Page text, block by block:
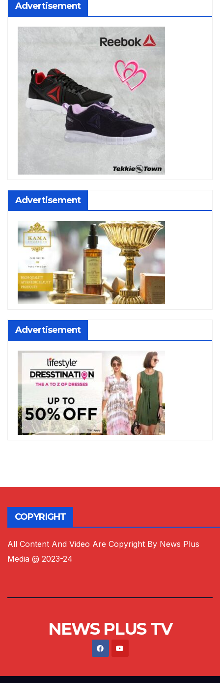
Advertisement
Advertisement
Advertisement
COPYRIGHT
All Content And Video Are Copyright By News Plus
Media @ 2023-24
NEWS PLUS TV